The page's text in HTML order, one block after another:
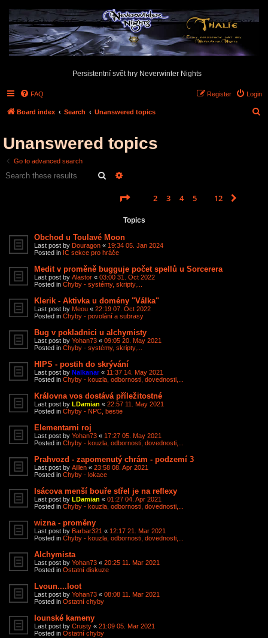
Persistentní svět hry Neverwinter Nights
FAQ Login
Register
Board index Search Unanswered topics
Unanswered topics
Go to advanced search
Search
Page 1of 12
2 3 4 5 12
Topics
Obchod u Toulavé Moon
Last post by Douragon « 19:34 05. Jan 2024
Posted in IC sekce pro hráče
Medit v proměně bugguje počet spellů u Sorcerera
Last post by Alastor « 03:00 31. Oct 2022
Posted in Chyby - systémy, skripty,...
Klerik - Aktivka u domény "Válka"
Last post by Meou « 22:19 07. Oct 2022
Posted in Chyby - povolání a subrasy
Bug v pokladnici u alchymisty
Last post by Yohan73 « 09:05 20. May 2021
Posted in Chyby - systémy, skripty,...
HIPS - postih do skrývání
Last post by Nalkanar« 11:37 14. May 2021
Posted in Chyby - kouzla, odbornosti, dovednosti,...
Královna vos dostává příležitostné
Last post by LDamian « 22:57 11. May 2021
Posted in Chyby - NPC, bestie
Elementarni roj
Last post by Yohan73 « 17:27 05. May 2021
Posted in Chyby - kouzla, odbornosti, dovednosti,...
Prahvozd - zapomenutý chrám - podzemí 3
Last post by Aillen « 23:58 08. Apr 2021
Posted in Chyby - lokace
Isácova menší bouře střel je na reflexy
Last post by LDamian « 01:27 04. Apr 2021
Posted in Chyby - kouzla, odbornosti, dovednosti,...
wizna - proměny
Last post by Barbar321 « 12:17 21. Mar 2021
Posted in Chyby - kouzla, odbornosti, dovednosti,...
Alchymista
Last post by Yohan73 « 20:25 11. Mar 2021
Posted in Ostatní diskuze
Lvoun....loot
Last post by Yohan73 « 08:08 11. Mar 2021
Posted in Ostatní chyby
Iounské kameny
Last post by Crusty « 21:09 05. Mar 2021
Posted in Ostatní chyby